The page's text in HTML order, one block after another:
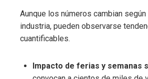
Aunque los números cambian
industria, pueden observarse
cuantificables.
Impacto de ferias y semanas